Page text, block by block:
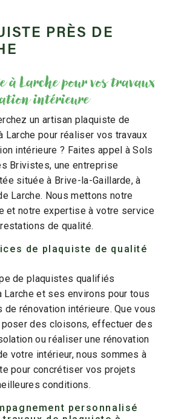
PRÈS DE
à Larche pour vos travaux
intérieure
un artisan plaquiste de
Larche pour réaliser vos travaux
intérieure ? Faites appel à Sols
Brivistes, une entreprise
située à Brive-la-Gaillarde, à
Larche. Nous mettons notre
et notre expertise à votre service
de qualité.
de plaquiste de qualité
de plaquistes qualifiés
Larche et ses environs pour tous
de rénovation intérieure. Que vous
des cloisons, effectuer des
ou réaliser une rénovation
votre intérieur, nous sommes à
pour concrétiser vos projets
conditions.
personnalisé